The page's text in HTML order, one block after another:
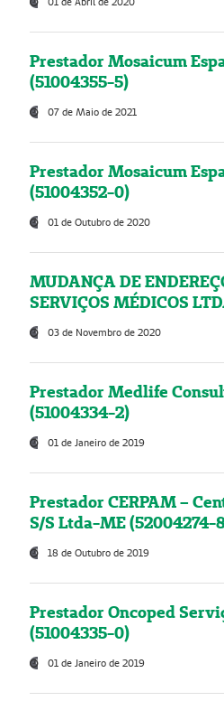
Prestador Mosaicum
(51004355-5)
07 de Maio de 2021
Prestador Mosaicum
(51004352-0)
01 de Outubro de 2020
MUDANÇA DE
SERVIÇOS MÉDICOS
03 de Novembro de 2020
Prestador Medlife
(51004334-2)
01 de Janeiro de 2019
Prestador CERPAM –
S/S Ltda-ME (52004274-
18 de Outubro de 2019
Prestador Oncoped
(51004335-0)
01 de Janeiro de 2019